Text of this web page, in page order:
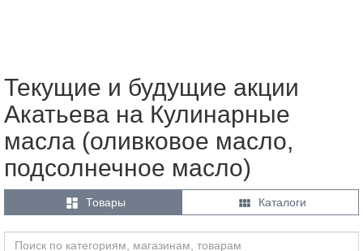
Текущие и будущие акции
Акатьева на Кулинарные
масла (оливковое масло,
подсолнечное масло)
 Товары  Каталоги